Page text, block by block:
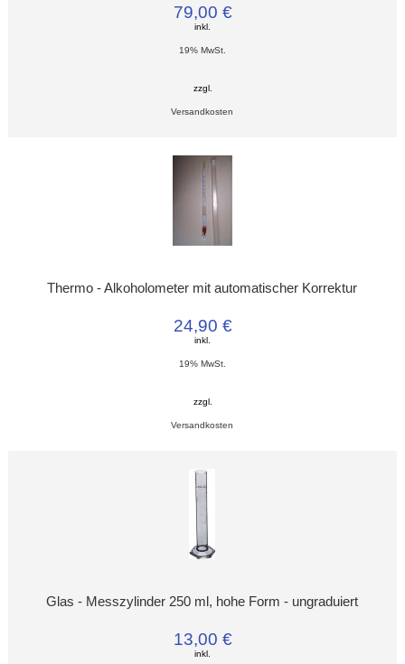
79,00 €
inkl.
19% MwSt.
zzgl.
Versandkosten
Thermo - Alkoholometer mit automatischer Korrektur
24,90 €
inkl.
19% MwSt.
zzgl.
Versandkosten
Glas - Messzylinder 250 ml, hohe Form - ungraduiert
13,00 €
inkl.